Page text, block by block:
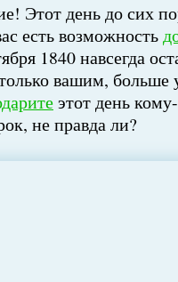
Этот день до сих
есть возможность
1840 навсегда
вашим,
этот день
не правда ли?